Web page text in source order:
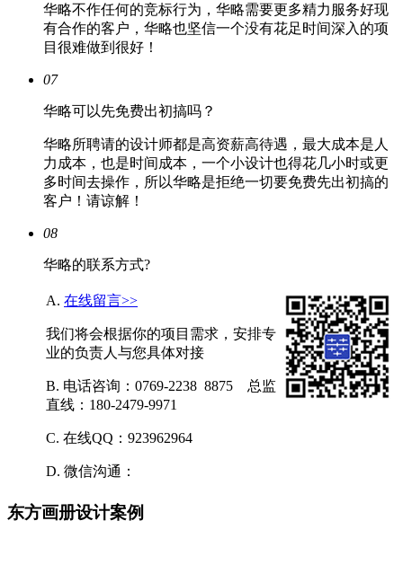
华略不作任何的竞标行为，华略需要更多精力服务好现
有合作的客户，华略也坚信一个没有花足时间深入的项
目很难做到很好！
07
华略可以先免费出初搞吗？
华略所聘请的设计师都是高资薪高待遇，最大成本是人
力成本，也是时间成本，一个小设计也得花几小时或更
多时间去操作，所以华略是拒绝一切要免费先出初搞的
客户！请谅解！
08
华略的联系方式?
A. 在线留言>>
我们将会根据你的项目需求，安排专
业的负责人与您具体对接
B. 电话咨询：0769-2238 8875 总监
直线：180-2479-9971
C. 在线QQ：923962964
D. 微信沟通：
东方画册设计案例